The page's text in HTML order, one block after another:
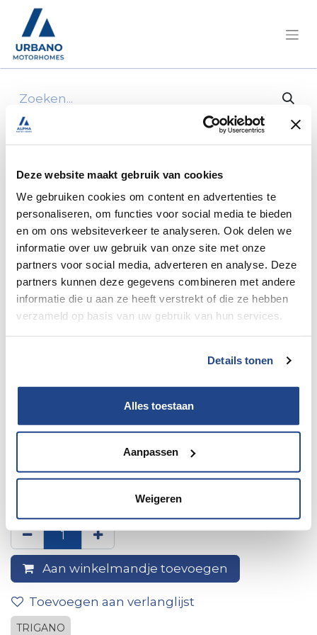
Deze website maakt gebruik van cookies
We gebruiken cookies om content en advertenties te
personaliseren, om functies voor social media te bieden
en om ons websiteverkeer te analyseren. Ook delen we
informatie over uw gebruik van onze site met onze
partners voor social media, adverteren en analyse. Deze
partners kunnen deze gegevens combineren met andere
informatie die u aan ze heeft verstrekt of die ze hebben
verzameld op basis van uw gebruik van hun services.
Details tonen
Alles toestaan
Aanpassen
Weigeren
Alle producten
1 afvoerplug recht d31 mm -> 20 mm
1 afvoerplug recht d31 mm ->
20 mm
Aan winkelmandje toevoegen
Toevoegen aan verlanglijst
TRIGANO